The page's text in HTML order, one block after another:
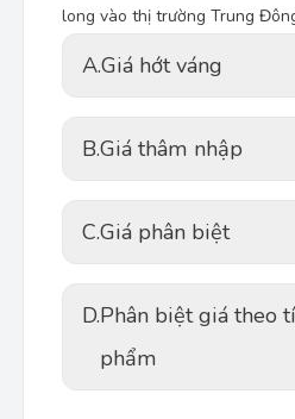
long vào thị trường Trung
A.Giá hớt váng
B.Giá thâm nhập
C.Giá phân biệt
D.Phân biệt giá theo
phẩm